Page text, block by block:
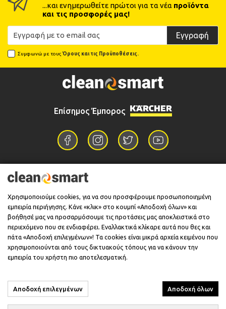
...και ενημερωθείτε πρώτοι για τα νέα προϊόντα
και τις προσφορές μας!
Εγγραφή
Συμφωνώ με τουςΌρους και τις Προϋποθέσεις.
Επίσημος Έμπορος
Επικοινωνία
Πληροφορίες
Υποστήριξη
© 2026 CleanSmart - Kärcher Reseller & Service Provider.
Χρησιμοποιούμε cookies, για να σου προσφέρουμε προσωποποιημένη
εμπειρία περιήγησης. Κάνε «κλικ» στο κουμπί «Αποδοχή όλων» και
βοήθησέ μας να προσαρμόσουμε τις προτάσεις μας αποκλειστικά στο
περιεχόμενο που σε ενδιαφέρει. Εναλλακτικά κλίκαρε αυτά που θες και
πάτα «Αποδοχή επιλεγμένων»! Τα cookies είναι μικρά αρχεία κειμένου που
χρησιμοποιούνται από τους δικτυακούς τόπους για να κάνουν την
εμπειρία του χρήστη πιο αποτελεσματική.
Αποδοχή επιλεγμένων Αποδοχή όλων